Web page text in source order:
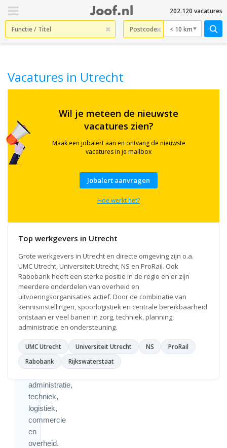
< 10 km
202.120 vacatures
Vacatures in Utrecht
Vacatures
in
een
en
veelzijdige
arbeidsmarkt
met
veel
kansen
binnen
ICT,
zorg,
onderwijs,
zakelijke
administratie,
techniek,
logistiek,
commercie
en
overheid.
Wil je meteen de nieuwste
vacatures zien?
Maak een jobalert aan en ontvang de nieuwste
vacatures in je mailbox
Jobalert aanvragen
Hoe werkt het?
Top werkgevers in Utrecht
Grote werkgevers in Utrecht en directe omgeving zijn o.a.
UMC Utrecht, Universiteit Utrecht, NS en ProRail. Ook
Rabobank heeft een sterke positie in de regio en er zijn
meerdere onderdelen van overheid en
uitvoeringsorganisaties actief. Door de combinatie van
kennisinstellingen, spoorlogistiek en centrale bereikbaarheid
ontstaan er veel banen in zorg, techniek, planning,
administratie en ondersteuning.
UMC Utrecht Universiteit Utrecht NS
ProRail
Rabobank
Rijkswaterstaat